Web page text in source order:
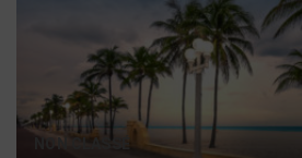
NON CLASSÉ